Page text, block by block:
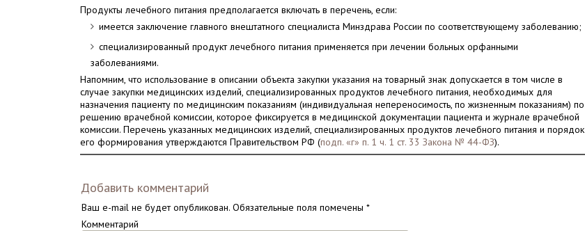
Продукты лечебного питания предполагается включать в перечень, если:
имеется заключение главного внештатного специалиста Минздрава России по соответствующему заболеванию;
специализированный продукт лечебного питания применяется при лечении больных орфанными
заболеваниями.
Напомним, что использование в описании объекта закупки указания на товарный знак допускается в том числе в
случае закупки медицинских изделий, специализированных продуктов лечебного питания, необходимых для
назначения пациенту по медицинским показаниям (индивидуальная непереносимость, по жизненным показаниям) по
решению врачебной комиссии, которое фиксируется в медицинской документации пациента и журнале врачебной
комиссии. Перечень указанных медицинских изделий, специализированных продуктов лечебного питания и порядок
его формирования утверждаются Правительством РФ (подп. «г» п. 1 ч. 1 ст. 33 Закона № 44-ФЗ).
Добавить комментарий
Ваш e-mail не будет опубликован. Обязательные поля помечены*
Комментарий